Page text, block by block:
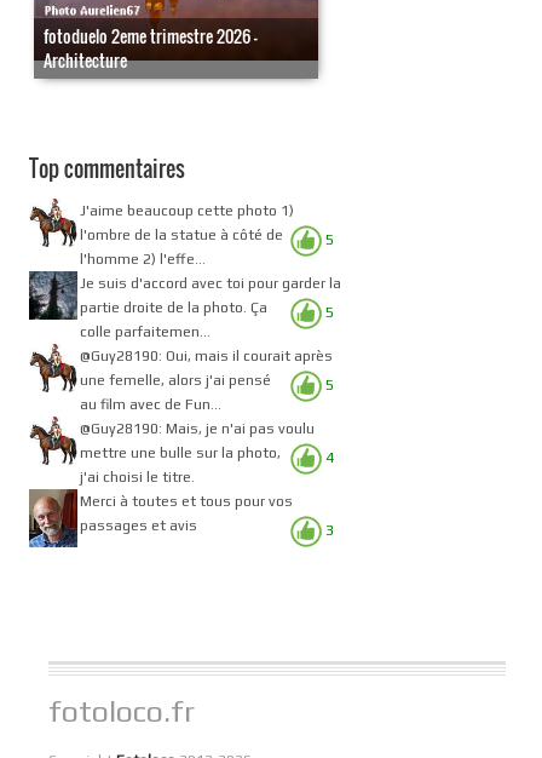
fotoduelo 2eme trimestre 2026 -
Architecture
Top commentaires
5
J'aime beaucoup cette photo 1)
l'ombre de la statue à côté de
l'homme 2) l'effe...
5
Je suis d'accord avec toi pour garder la
partie droite de la photo. Ça
colle parfaitemen...
5
@Guy28190: Oui, mais il courait après
une femelle, alors j'ai pensé
au film avec de Fun...
4
@Guy28190: Mais, je n'ai pas voulu
mettre une bulle sur la photo,
j'ai choisi le titre.
3
Merci à toutes et tous pour vos
passages et avis
fotoloco.fr